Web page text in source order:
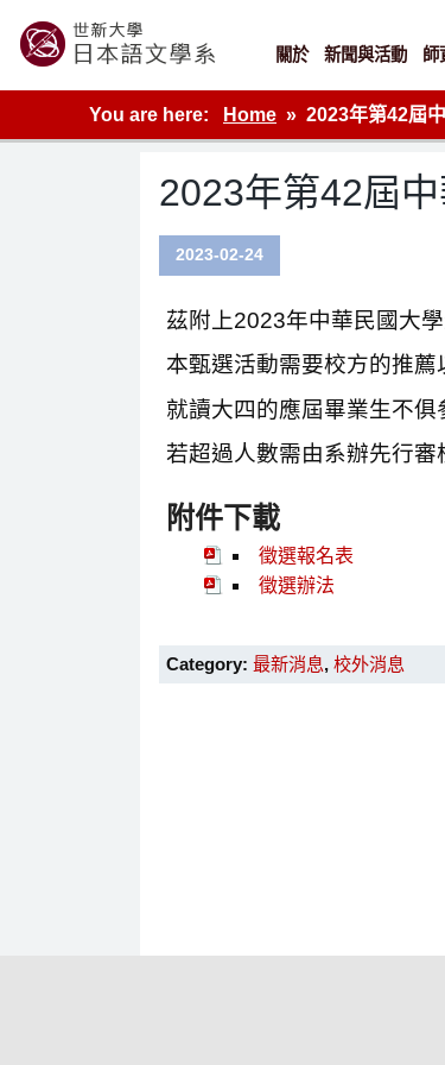
content
世新大學教學單位的網站
關於 新聞與活動 師
You are here: Home 2023年第42屆
2023年第42屆
2023-02-24
茲附上2023年中華民國大
本甄選活動需要校方的推
就讀大四的應屆畢業生不俱
若超過人數需由系辦先行
附件下載
徵選報名表
徵選辦法
Category: 最新消息, 校外消息